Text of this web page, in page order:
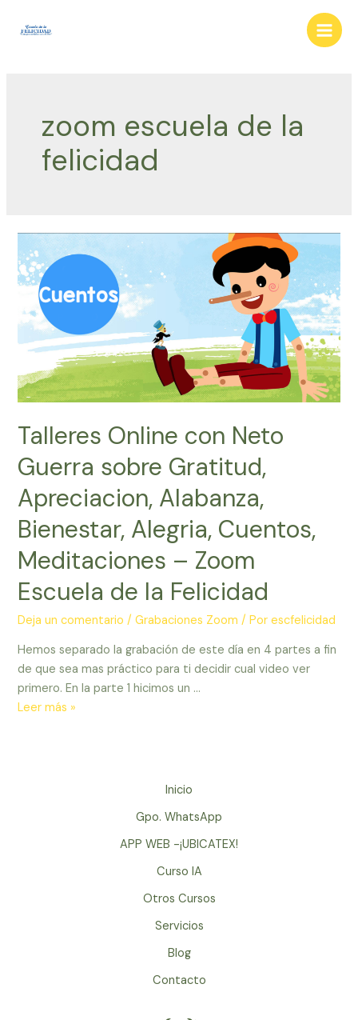
Main
zoom escuela de la
felicidad
Talleres Online con Neto
Guerra sobre Gratitud,
Apreciacion, Alabanza,
Bienestar, Alegria, Cuentos,
Meditaciones – Zoom
Escuela de la Felicidad
Deja un comentario /Grabaciones Zoom / Porescfelicidad
Hemos separado la grabación de este día en 4 partes a fin
de que sea mas práctico para ti decidir cual video ver
primero. En la parte 1 hicimos un …
Talleres
Leer más »
Inicio
Gpo. WhatsApp
APP WEB -¡UBICATEX!
Curso IA
Otros Cursos
Servicios
Blog
Contacto